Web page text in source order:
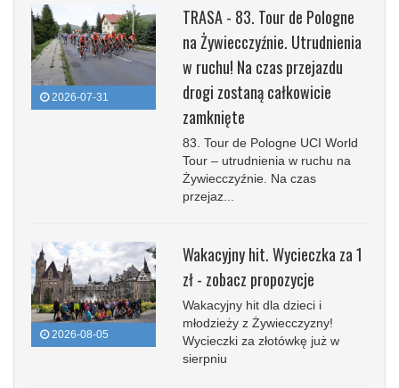
2026-07-31
TRASA - 83. Tour de Pologne
na Żywiecczyźnie. Utrudnienia
w ruchu! Na czas przejazdu
drogi zostaną całkowicie
zamknięte
83. Tour de Pologne UCI World
Tour – utrudnienia w ruchu na
Żywiecczyźnie. Na czas
przejaz...
2026-08-05
Wakacyjny hit. Wycieczka za 1
zł - zobacz propozycje
Wakacyjny hit dla dzieci i
młodzieży z Żywiecczyzny!
Wycieczki za złotówkę już w
sierpniu